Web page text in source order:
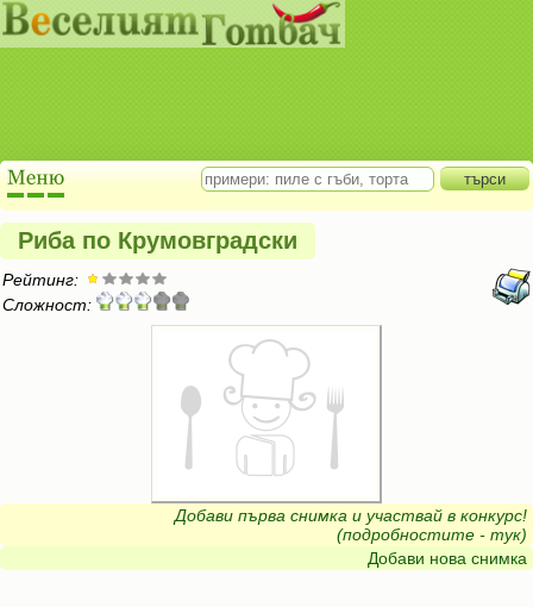
Риба по Крумовградски
Рейтинг:
Сложност:
Добави първа снимка и участвай в конкурс!
(подробностите - тук)
Добави нова снимка